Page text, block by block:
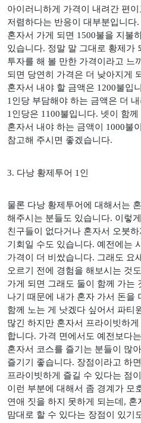
아이러니하게 가격이 내려간 편
저렴하다는 반응이 대부분입니다.
혼자서 가게 되면 1500불을 지불
있습니다. 정말 말 그대로 황제가
투자를 해 볼 만한 가격이라고 느
되면 당연히 가격은 더 낮아지게
혼자서 내야 할 금액은 1200불입
1 인당 부담해야 하는 금액은 더
1 인당은 1100불입니다. 넷이 함께
혼자서 내야 하는 금액이
1000불
참고해 주시면 좋겠습니다.
3. 다낭 황제투어 1 인
물론 다낭 황제투어에 대해서는
해주시는 분들도 있습니다. 이렇
친구들이 없다거나 혼자서 오붓
기회일 수도 있습니다. 예전에는
가격이 더 비쌌습니다. 그래도 요
오르기 전에 경험을 해보시는 것
가게 되면 그래도 둘이 함께 가는
나기 때문에 내가 혼자 가서 돈을
함께 노는 게 낫겠다 싶어서 파티
많긴 하지만 혼자서 프라이빗하
합니다. 가격 면에서도 예전보다
혼자서 코스를 즐기는 분들이 많
즐기기 좋습니다. 장점이라고 하
프라이빗하게 즐길 수 있다는 점
이런 부분에 대해서 좀 경계가 모
연애 짓을 하지 못하게 되는데 , 혼
맘대로 할 수 있다는 장점이 있기